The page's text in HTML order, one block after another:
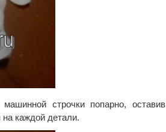
строчки попарно, оставив
каждой детали.